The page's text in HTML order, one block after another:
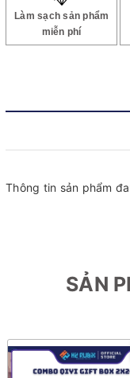
Làm sạch sản phẩm
miễn phí
Thông tin sản phẩm
SẢN